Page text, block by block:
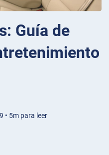
Guía de
• 5m para leer